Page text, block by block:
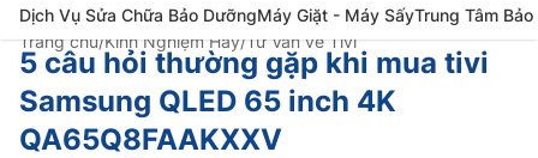
Dịch Vụ Sửa Chữa Bảo DưỡngMáy Giặt - Máy SấyTrung Tâm Bảo
Trang chủ/Kinh Nghiệm Hay/Tư Vấn về Tivi
5 câu hỏi thường gặp khi mua tivi
Samsung QLED 65 inch 4K
QA65Q8FAAKXXV